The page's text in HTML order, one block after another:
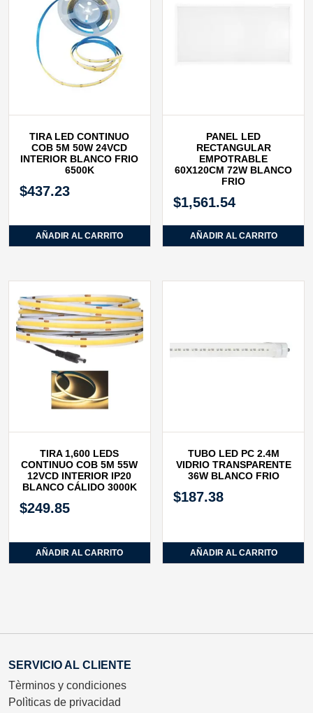
TIRA LED CONTINUO
COB 5M 50W 24VCD
INTERIOR BLANCO FRIO
6500K
$437.23
AÑADIR AL CARRITO
PANEL LED
RECTANGULAR
EMPOTRABLE
60X120CM 72W BLANCO
FRIO
$1,561.54
AÑADIR AL CARRITO
TIRA 1,600 LEDS
CONTINUO COB 5M 55W
12VCD INTERIOR IP20
BLANCO CÁLIDO 3000K
$249.85
AÑADIR AL CARRITO
TUBO LED PC 2.4M
VIDRIO TRANSPARENTE
36W BLANCO FRIO
$187.38
AÑADIR AL CARRITO
SERVICIO AL CLIENTE
Tèrminos y condiciones
Polìticas de privacidad